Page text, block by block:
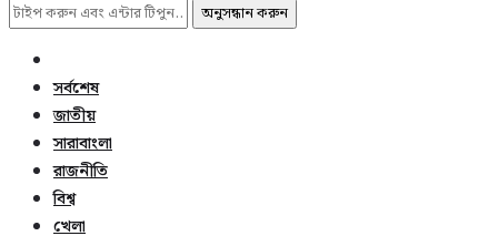
অনুসন্ধান করুন
সর্বশেষ
জাতীয়
সারাবাংলা
রাজনীতি
বিশ্ব
খেলা